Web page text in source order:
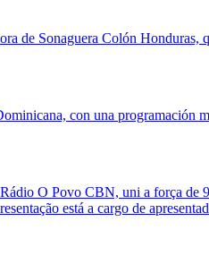
de Sonaguera Colón Honduras,
con una programación
O Povo CBN, uni a força de
está a cargo de